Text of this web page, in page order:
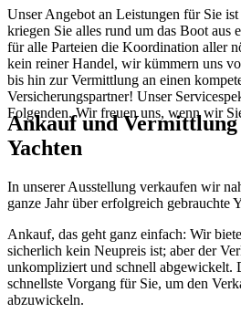
Unser Angebot an Leistungen für Sie
kriegen Sie alles rund um das Boot aus
für alle Parteien die Koordination aller
kein reiner Handel, wir kümmern uns
bis hin zur Vermittlung an einen
Versicherungspartner! Unser
Folgenden. Wir freuen uns, wenn wir
Ankauf und
Yachten
In unserer Ausstellung verkaufen wir
ganze Jahr über erfolgreich gebrauchte
Ankauf, das geht ganz einfach: Wir
sicherlich kein Neupreis ist; aber der
unkompliziert und schnell abgewickelt.
schnellste Vorgang für Sie, um den
abzuwickeln.